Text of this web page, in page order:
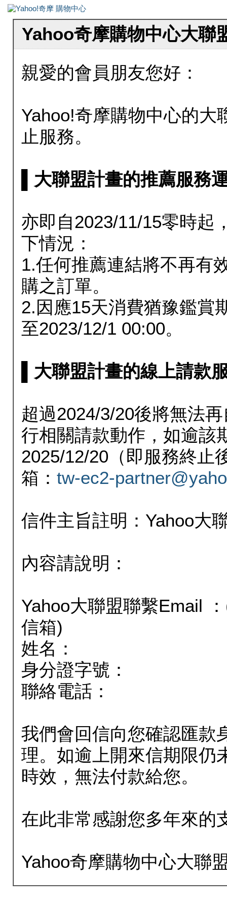
Yahoo奇摩購物中心大聯
親愛的會員朋友您好：
Yahoo!奇摩購物中心的大
止服務。
▌大聯盟計畫的推薦服務
亦即自2023/11/15零時起
下情況：
1.任何推薦連結將不再有
購之訂單。
2.因應15天消費猶豫鑑賞
至2023/12/1 00:00。
▌大聯盟計畫的線上請款
超過2024/3/20後將無法
行相關請款動作，如逾該
2025/12/20（即服務終止
箱： tw-ec2-
信件主旨註明：Yahoo大
內容請說明：
Yahoo大聯盟聯繫Email
信箱)
姓名：
身分證字號：
聯絡電話：
我們會回信向您確認匯款
理。如逾上開來信期限仍
時效，無法付款給您。
在此非常感謝您多年來的
Yahoo奇摩購物中心大